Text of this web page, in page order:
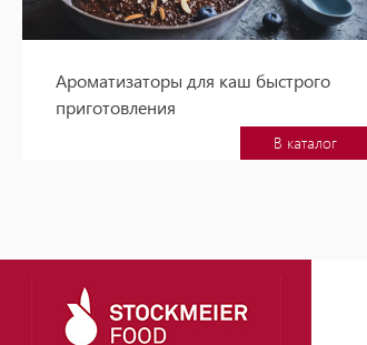
Ароматизаторы для каш быстрого
приготовления
В каталог